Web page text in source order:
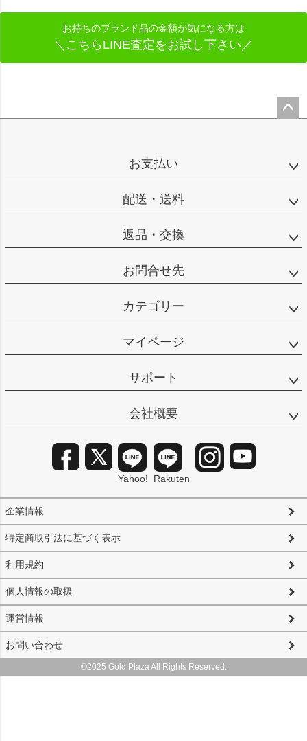
お持ちのブランド品の金額が気になる方は
＼こちらLINE査定をお試し下さい／
お支払い
配送・送料
返品・交換
お問合せ先
カテゴリー
マイページ
サポート
会社概要
企業情報
特定商取引法に基づく表示
利用規約
個人情報の取扱
運営情報
お問い合わせ
Yahoo! Rakuten
©2025 Gold Plaza All Rights Reserved.